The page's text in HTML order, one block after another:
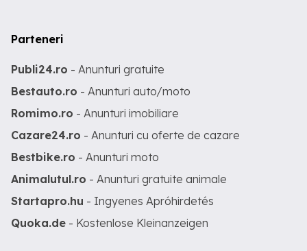
Parteneri
Publi24.ro - Anunturi gratuite
Bestauto.ro - Anunturi auto/moto
Romimo.ro - Anunturi imobiliare
Cazare24.ro - Anunturi cu oferte de cazare
Bestbike.ro - Anunturi moto
Animalutul.ro - Anunturi gratuite animale
Startapro.hu - Ingyenes Apróhirdetés
Quoka.de - Kostenlose Kleinanzeigen